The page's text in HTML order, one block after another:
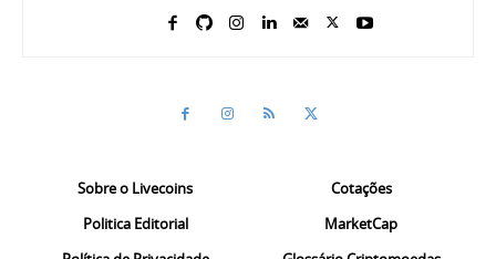
Sobre o Livecoins
Politica Editorial
Cotações
MarketCap